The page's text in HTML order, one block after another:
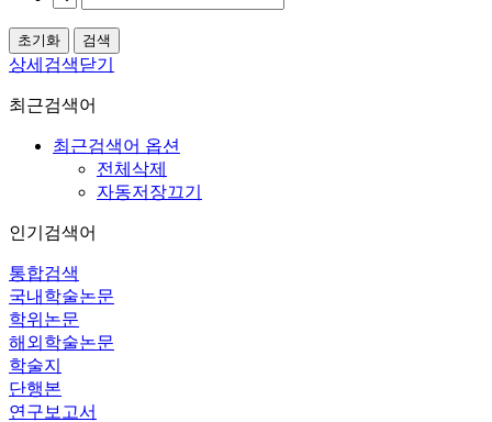
상세검색닫기
최근검색어
최근검색어 옵션
전체삭제
자동저장끄기
인기검색어
통합검색
국내학술논문
학위논문
해외학술논문
학술지
단행본
연구보고서